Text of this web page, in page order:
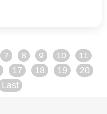
7 8 9 10
11
17 18 19
20
Last